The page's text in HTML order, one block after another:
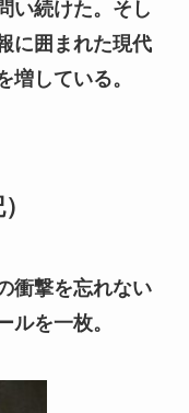
い続けた。そし
に囲まれた現代
増している。
衝撃を忘れない
ルを一枚。